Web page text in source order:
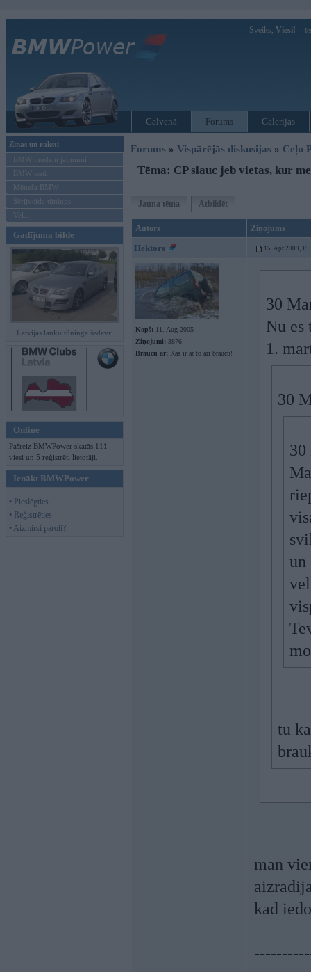
Sveiks, Viesi!
Galvenā Forums Galerijas
Ziņas un raksti
BMW modeļu jaunumi
BMW testi
Mēneša BMW
Sērijveida tūnings
Vel...
Gadījuma bilde
Latvijas lauku tūninga šedevri
Online
Pašreiz BMWPower skatās 111
viesi un 5 reģistrēti lietotāji.
Ienākt BMWPower
• Pieslēgties
• Reģistrēties
• Aizmirsi paroli?
Forums » Vispārējās diskusijas » Ceļu
Tēma: CP slauc jeb vietas, kur
Jauna tēma Atbildēt
Autors Ziņojums
Hektors 15. Apr 2009,
Kopš: 11. Aug 2005
Ziņojumi: 3876
Braucu ar: Kas ir ar to arī braucu!
30
Nu es
1.
30
30
un
tu
man
kad